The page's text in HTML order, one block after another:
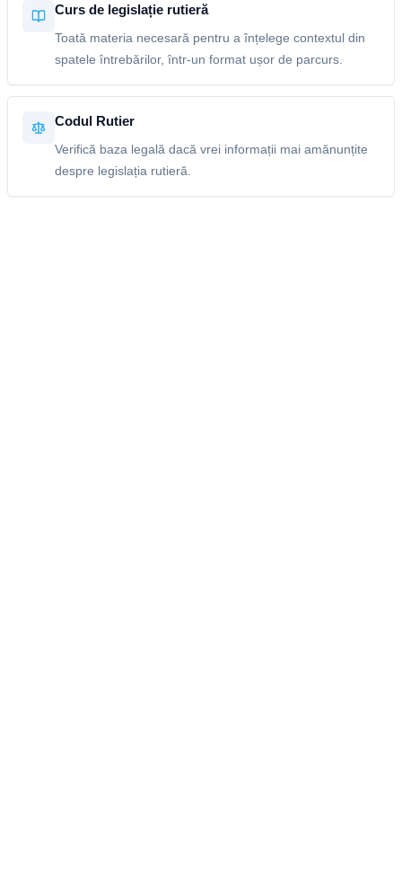
Curs de legislație rutieră
Toată materia necesară pentru a înțelege contextul din
spatele întrebărilor, într-un format ușor de parcurs.
Codul Rutier
Verifică baza legală dacă vrei informații mai amănunțite
despre legislația rutieră.